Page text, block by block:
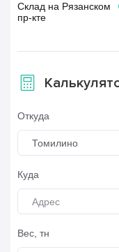
Склад на Рязанском
пр-кте
Откуда
Томилино
Куда
Вес, тн